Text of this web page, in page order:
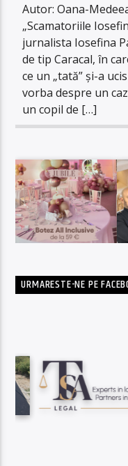
Autor: Oana-
„Scamatoriile
jurnalista Iosefina
de tip Caracal, în
ce un „tată” și-a
vorba despre un
un copil de […]
URMARESTE-NE PE